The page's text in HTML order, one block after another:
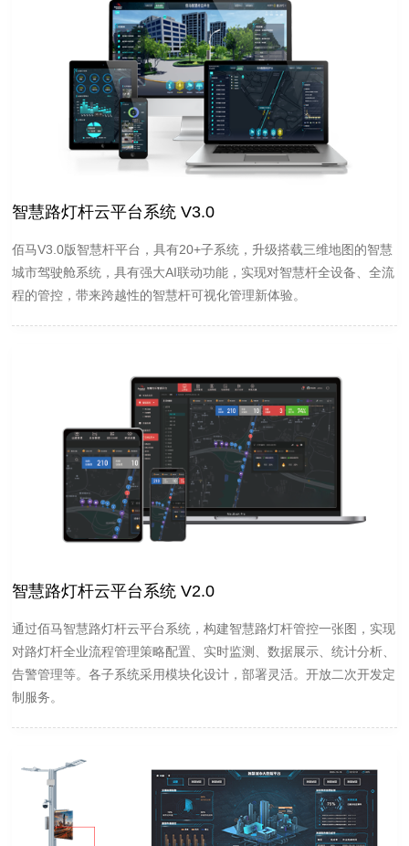
智慧路灯杆云平台系统 V3.0
佰马V3.0版智慧杆平台，具有20+子系统，升级搭载三维地图的智慧
城市驾驶舱系统，具有强大AI联动功能，实现对智慧杆全设备、全流
程的管控，带来跨越性的智慧杆可视化管理新体验。
智慧路灯杆云平台系统 V2.0
通过佰马智慧路灯杆云平台系统，构建智慧路灯杆管控一张图，实现
对路灯杆全业流程管理策略配置、实时监测、数据展示、统计分析、
告警管理等。各子系统采用模块化设计，部署灵活。开放二次开发定
制服务。